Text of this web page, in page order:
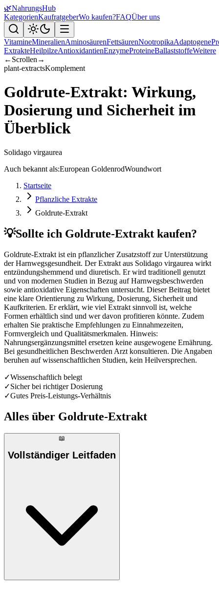
🌿NahrungsHub
KategorienKaufratgeberWo kaufen?FAQÜber uns
VitamineMineralienAminosäurenFettsäurenNootropikaAdaptogene
ExtrakteHeilpilzeAntioxidantienEnzymeProteineBallaststoffeWeitere
← Scrollen →
plant-extractsKomplement
Goldrute-Extrakt: Wirkung,
Dosierung und Sicherheit im
Überblick
Solidago virgaurea
Auch bekannt als:European GoldenrodWoundwort
Startseite
Pflanzliche Extrakte
Goldrute-Extrakt
💡Sollte ich Goldrute-Extrakt kaufen?
Goldrute-Extrakt ist ein pflanzlicher Zusatzstoff zur Unterstützung
der Harnwegsgesundheit. Der Extrakt aus Solidago virgaurea wirkt
entzündungshemmend und diuretisch. Er wird traditionell genutzt
und von modernen Studien in Bezug auf Harnwegsbeschwerden
sowie antioxidative Eigenschaften untersucht. Dieser Beitrag bietet
eine klare Orientierung zu Wirkung, Dosierung, Sicherheit und
Kaufkriterien. Er erklärt, wie viel Extrakt sinnvoll ist, welche
Formen erhältlich sind und wer davon profitieren könnte. Zudem
erhalten Sie praktische Empfehlungen zu Einnahmezeiten,
Formvergleich und Qualitätsmerkmalen. Hinweis:
Nahrungsergänzungsmittel ersetzen keine ausgewogene Ernährung.
Bei gesundheitlichen Beschwerden Arzt konsultieren. Die Angaben
beruhen auf wissenschaftlichen Studien, kein Heilversprechen.
✓Wissenschaftlich belegt
✓Sicher bei richtiger Dosierung
✓Gutes Preis-Leistungs-Verhältnis
Alles über Goldrute-Extrakt
📖
Vollständiger Leitfaden